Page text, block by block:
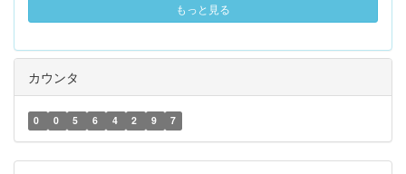
もっと見る
カウンタ
0 0 5 6 4 2 9 7